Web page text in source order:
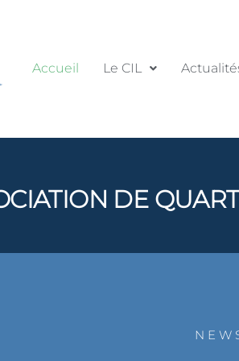
Accueil Le CIL
DE